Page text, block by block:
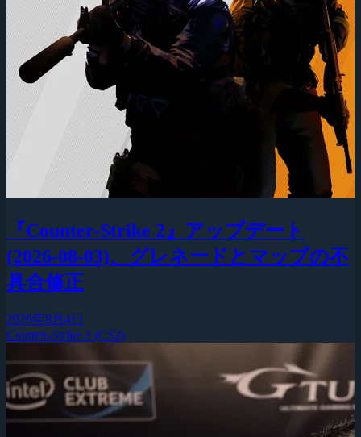
『Counter-Strike 2』アップデート
(2026-08-03)、グレネードとマップの不
具合修正
2026年8月4日
Counter-Strike 2 (CS2)